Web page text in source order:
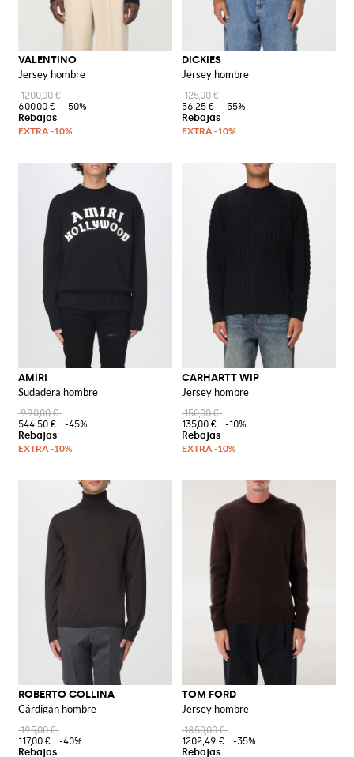
VALENTINO
Jersey hombre
1200,00 €
600,00 €
-50%
DICKIES
Jersey hombre
125,00 €
56,25 €
-55%
AMIRI
Sudadera hombre
990,00 €
544,50 €
-45%
CARHARTT WIP
Jersey hombre
150,00 €
135,00 €
-10%
ROBERTO COLLINA
Cárdigan hombre
195,00 €
117,00 €
-40%
TOM FORD
Jersey hombre
1850,00 €
1202,49 €
-35%